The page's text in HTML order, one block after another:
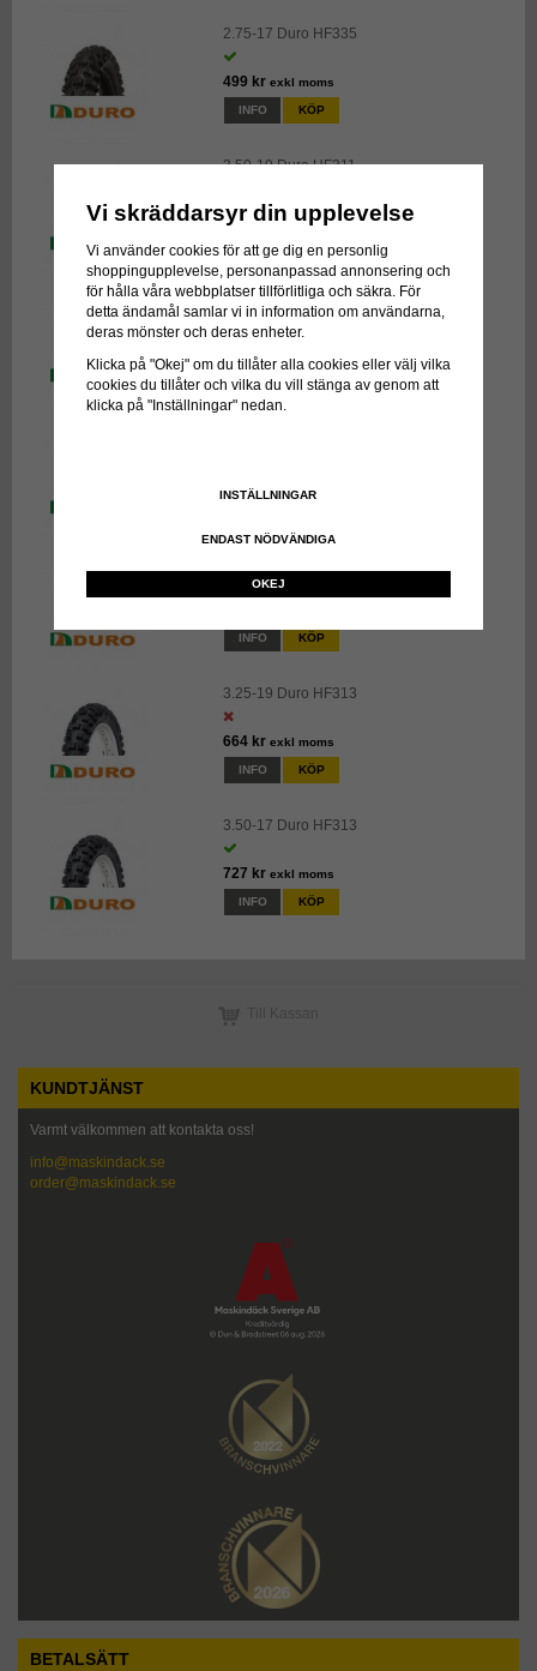
2.75-17 Duro HF335
499 kr exkl moms
INFO KÖP
3.50-19 Duro HF311
522 kr exkl moms
INFO
90/100-14 Duro HF906
INFO KÖP
INFO KÖP
3.25-19 Duro HF313
664 kr exkl moms
INFO KÖP
3.50-17 Duro HF313
727 kr exkl moms
INFO KÖP
KUNDTJÄNST
Varmt välkommen att kontakta oss!
info@maskindack.se
order@maskindack.se
BETALSÄTT
Vi skräddarsyr din upplevelse
Vi använder cookies för att ge dig en personlig
shoppingupplevelse, personanpassad annonsering och
för hålla våra webbplatser tillförlitliga och säkra. För
detta ändamål samlar vi in information om användarna,
deras mönster och deras enheter.
Klicka på "Okej" om du tillåter alla cookies eller välj vilka
cookies du tillåter och vilka du vill stänga av genom att
klicka på "Inställningar" nedan.
INSTÄLLNINGAR
ENDAST NÖDVÄNDIGA
OKEJ